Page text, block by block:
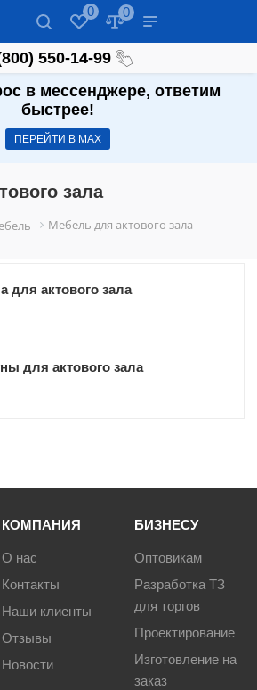
0 0
550-14-99
в мессенджере, ответим
быстрее!
ПЕРЕЙТИ В МАХ
зала
Мебель для актового зала
для актового зала
для актового зала
КОМПАНИЯ
О нас
Контакты
Наши клиенты
Отзывы
Новости
БИЗНЕСУ
Оптовикам
Разработка ТЗ
для торгов
Проектирование
Изготовление на
заказ